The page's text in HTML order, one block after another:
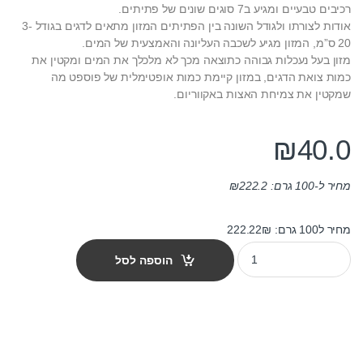
רכיבים טבעיים ומגיע ב7 סוגים שונים של פתיתים.
אודות לצורתו ולגודל השונה בין הפתיתים המזון מתאים לדגים בגודל 3-
20 ס”מ, המזון מגיע לשכבה העליונה והאמצעית של המים.
מזון בעל נעכלות גבוהה כתוצאה מכך לא מלכלך את המים ומקטין את
כמות צואת הדגים, במזון קיימת כמות אופטימלית של פוספט מה
שמקטין את צמיחת האצות באקווריום.
₪40.0
מחיר ל-100 גרם: ₪222.2
מחיר ל100 גרם: 222.22₪
מזון לדגים טרופיים jbl נובו קולור 100 מ"ל quantity
הוספה לסל